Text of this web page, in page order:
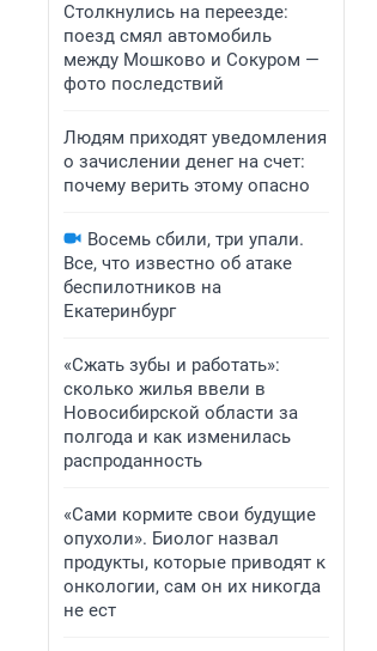
Столкнулись на переезде:
поезд смял автомобиль
между Мошково и Сокуром —
фото последствий
Людям приходят уведомления
о зачислении денег на счет:
почему верить этому опасно
Восемь сбили, три упали.
Все, что известно об атаке
беспилотников на
Екатеринбург
«Сжать зубы и работать»:
сколько жилья ввели в
Новосибирской области за
полгода и как изменилась
распроданность
«Сами кормите свои будущие
опухоли». Биолог назвал
продукты, которые приводят к
онкологии, сам он их никогда
не ест